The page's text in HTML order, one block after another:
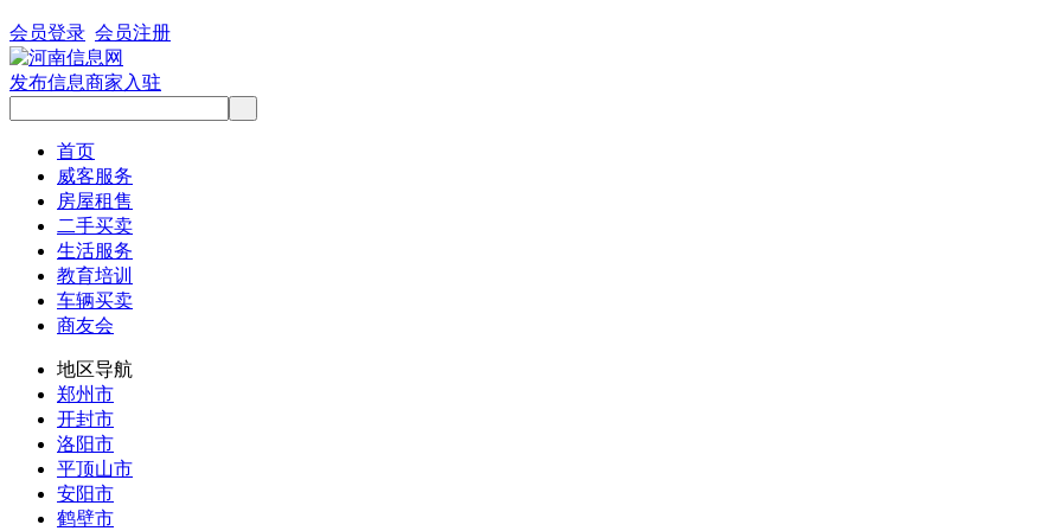
会员登录 会员注册
发布信息商家入驻
首页
威客服务
房屋租售
二手买卖
生活服务
教育培训
车辆买卖
商友会
地区导航
郑州市
开封市
洛阳市
平顶山市
安阳市
鹤壁市